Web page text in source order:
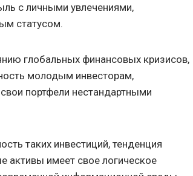
с личными увлечениями,
статусом.
глобальных финансовых кризисов,
молодым инвесторам,
портфели нестандартными
таких инвестиций, тенденция
активы имеет свое логическое